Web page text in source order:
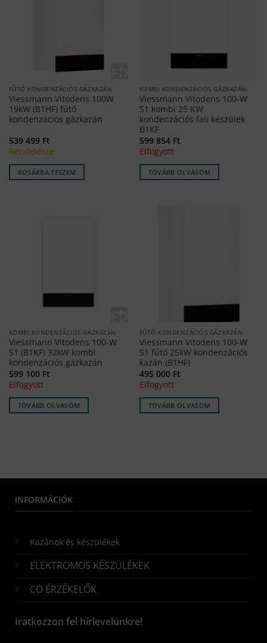
FŰTŐ KONDENZÁCIÓS GÁZKAZÁN
Viessmann Vitodens 100W
19kW (B1HF) fűtő
kondenzációs gázkazán
539 499 Ft
Rendelésre
KOSÁRBA TESZEM
KOMBI KONDENZÁCIÓS GÁZKAZÁN
Viessmann Vitodens 100-W
S1 kombi 25 KW
kondenzációs fali készülék
B1KF
599 854 Ft
Elfogyott
TOVÁBB OLVASOM
KOMBI KONDENZÁCIÓS GÁZKAZÁN
Viessmann Vitodens 100-W
S1 (B1KF) 32kW kombi
kondenzációs gázkazán
599 100 Ft
Elfogyott
TOVÁBB OLVASOM
FŰTŐ KONDENZÁCIÓS GÁZKAZÁN
Viessmann Vitodens 100-W
S1 fűtő 25kW kondenzációs
kazán (B1HF)
495 000 Ft
Elfogyott
TOVÁBB OLVASOM
INFORMÁCIÓK
Kazánok és készülékek
ELEKTROMOS KÉSZÜLÉKEK
CO ÉRZÉKELŐK
Iratkozzon fel hírlevelünkre!